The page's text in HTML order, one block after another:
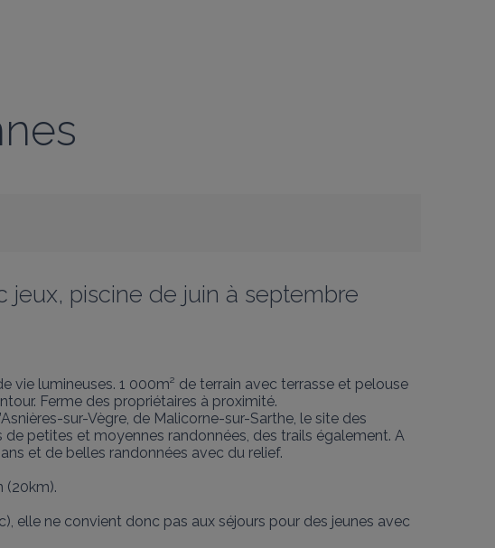
jeux, piscine de juin à septembre
lumineuses. 1 000m² de terrain avec terrasse et pelouse
Ferme des propriétaires à proximité.
sur-Vègre, de Malicorne-sur-Sarthe, le site des
petites et moyennes randonnées, des trails également. A
et de belles randonnées avec du relief.
(20km).
elle ne convient donc pas aux séjours pour des jeunes avec